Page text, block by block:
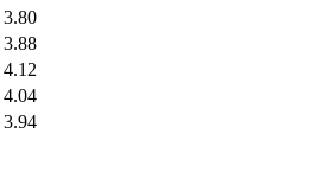
3.80
3.88
4.12
4.04
3.94